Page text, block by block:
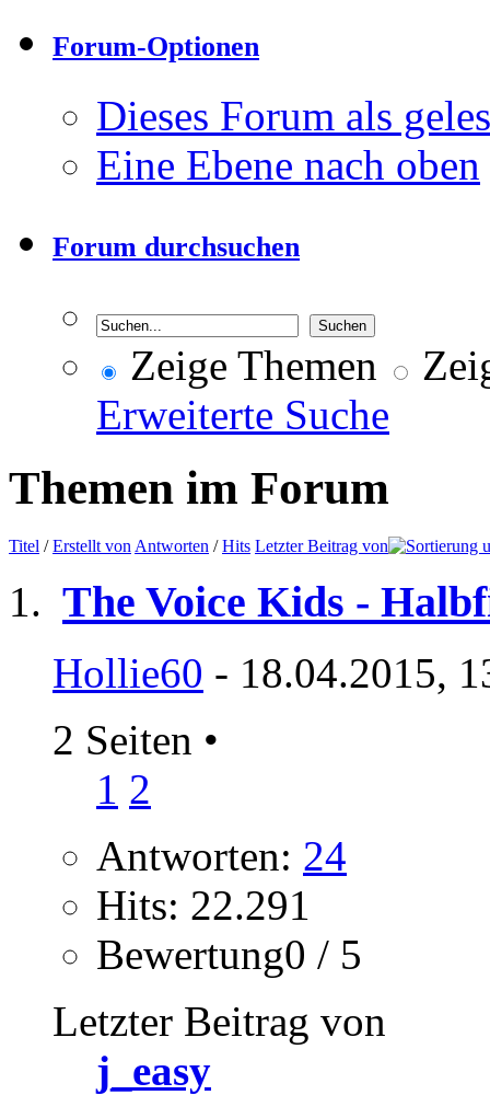
Forum-Optionen
Dieses Forum als
Eine Ebene nach oben
Forum durchsuchen
Zeige Themen
Erweiterte Suche
Themen im Forum
Titel /Erstellt von Antworten /Hits Letzter Beitrag von
The Voice Kids -
Hollie60 - 18.04.2015,
2 Seiten •
1 2
Antworten: 24
Hits: 22.291
Bewertung0 / 5
Letzter Beitrag von
j_easy